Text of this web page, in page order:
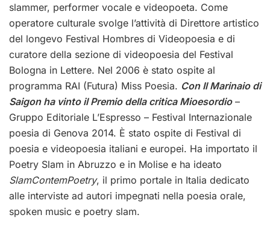
slammer, performer vocale e videopoeta. Come
operatore culturale svolge l’attività di Direttore artistico
del longevo Festival Hombres di Videopoesia e di
curatore della sezione di videopoesia del Festival
Bologna in Lettere. Nel 2006 è stato ospite al
programma RAI (Futura) Miss Poesia. Con Il Marinaio di
Saigon ha vinto il Premio della critica Mioesordio–
Gruppo Editoriale L’Espresso – Festival Internazionale
poesia di Genova 2014. È stato ospite di Festival di
poesia e videopoesia italiani e europei. Ha importato il
Poetry Slam in Abruzzo e in Molise e ha ideato
SlamContemPoetry, il primo portale in Italia dedicato
alle interviste ad autori impegnati nella poesia orale,
spoken music e poetry slam.